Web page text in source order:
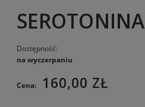
SEROTONINA
Dostępność:
na wyczerpaniu
Cena: 160,00 ZŁ